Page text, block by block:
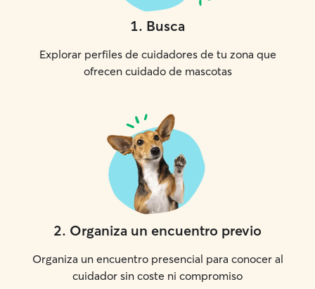
1. Busca
Explorar perfiles de cuidadores de tu zona que
ofrecen cuidado de mascotas
2. Organiza un encuentro previo
Organiza un encuentro presencial para conocer al
cuidador sin coste ni compromiso